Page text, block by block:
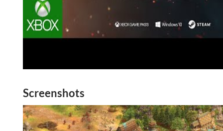
Screenshots